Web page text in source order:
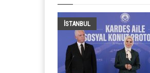
İSTANBUL